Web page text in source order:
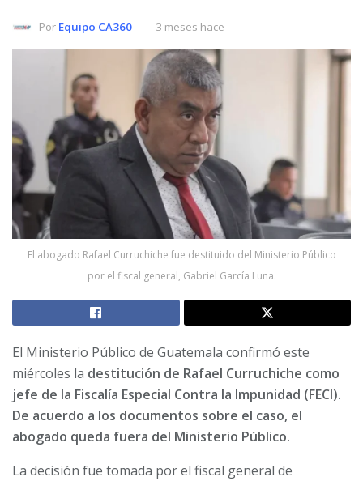
Por Equipo CA360 3 meses hace
El abogado Rafael Curruchiche fue destituido del Ministerio Público
por el fiscal general, Gabriel García Luna.
El Ministerio Público de Guatemala confirmó este
miércoles la destitución de Rafael Curruchiche como
jefe de la Fiscalía Especial Contra la Impunidad (FECI).
De acuerdo a los documentos sobre el caso, el
abogado queda fuera del Ministerio Público.
La decisión fue tomada por el fiscal general de